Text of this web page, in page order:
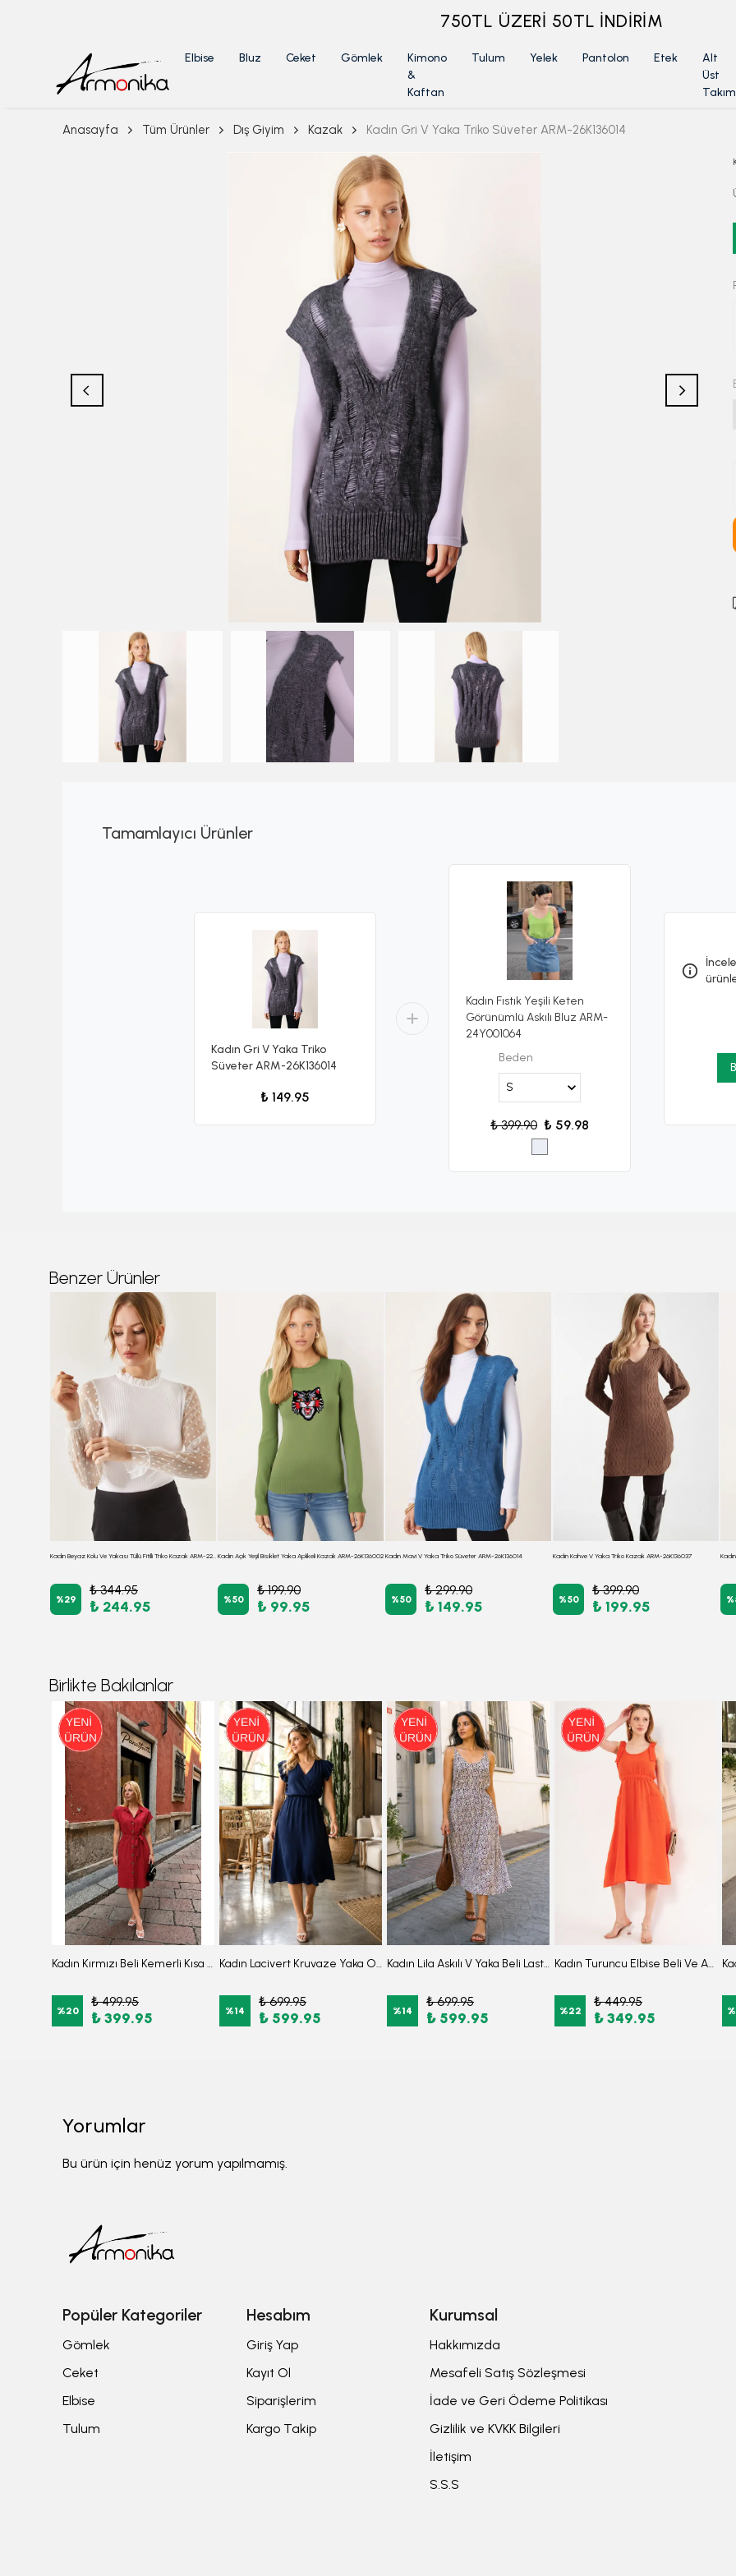
ÜYELİKSİZ SİPARİŞ İADE TALEBİ İÇİN TIKLA
Elbise Bluz Ceket Gömlek
Kimono
&
Kaftan
Tulum Yelek Pantolon Etek
Alt
Üst
Takım
Anasayfa Tüm Ürünler Dış Giyim Kazak Kadın Gri V Yaka Triko Süveter ARM-26K136014
Tamamlayıcı Ürünler
Kadın Gri V Yaka Triko
Süveter ARM-26K136014
₺ 149.95
Kadın Fıstık Yeşili Keten
Görünümlü Askılı Bluz ARM-
24Y001064
Beden
₺ 399.90 ₺ 59.98
Benzer Ürünler
Kadın Beyaz Kolu Ve Yakası Tüllü Fitilli Triko Kazak ARM-22K001043
%29
₺ 344.95
₺ 244.95
Kadın Açık Yeşil Bisiklet Yaka Aplikeli Kazak ARM-26K136002
%50
₺ 199.90
₺ 99.95
Kadın Mavi V Yaka Triko Süveter ARM-26K136014
%50
₺ 299.90
₺ 149.95
Kadın Kahve V Yaka Triko Kazak ARM-26K136037
%50
₺ 399.90
₺ 199.95 %
Birlikte Bakılanlar
Kadın Kırmızı Beli Kemerli Kısa Kol Gömlek Elbise ARM-26Y001111
%20
₺ 499.95
₺ 399.95
Kadın Lacivert Kruvaze Yaka Omuzu Fırfır Detaylı Beli Lastikli Midi Boy Elbise ARM-26Y001141
%14
₺ 699.95
₺ 599.95
Kadın Lila Askılı V Yaka Beli Lastikli Midi Boy Desenli Kloş Elbise ARM-26Y001134
%14
₺ 699.95
₺ 599.95
Kadın Turuncu Elbise Beli Ve Askıları Lastikli Cepli Keten Görünümlü Midi Boy ARM-24Y001034
%22
₺ 449.95
₺ 349.95 %
Yorumlar
Bu ürün için henüz yorum yapılmamış.
Popüler Kategoriler
Gömlek
Ceket
Elbise
Tulum
Hesabım
Giriş Yap
Kayıt Ol
Siparişlerim
Kargo Takip
Kurumsal
Hakkımızda
Mesafeli Satış Sözleşmesi
İade ve Geri Ödeme Politikası
Gizlilik ve KVKK Bilgileri
İletişim
S.S.S